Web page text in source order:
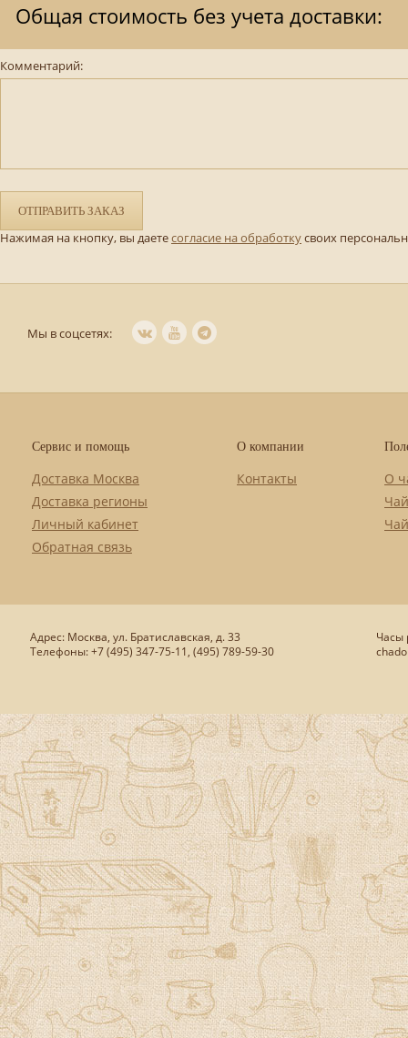
Общая стоимость без учета доставки:
Комментарий:
ОТПРАВИТЬ ЗАКАЗ
Нажимая на кнопку, вы даетесогласие на обработкусвоих
Мы в соцсетях:
Сервис и помощь
Доставка Москва
Доставка регионы
Личный кабинет
Обратная связь
О компании
Контакты
О
Адрес: Москва, ул. Братиславская, д. 33
Телефоны: +7 (495) 347-75-11, (495) 789-59-30
Часы